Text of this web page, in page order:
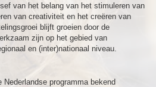
van het belang van het stimuleren van
van creativiteit en het creëren van
blijft groeien door de
zijn op het gebied van
en (inter)nationaal niveau.
programma bekend